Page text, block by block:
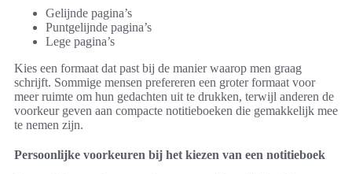
Gelijnde pagina’s
Puntgelijnde pagina’s
Lege pagina’s
Kies een formaat dat past bij de manier waarop men graag
schrijft. Sommige mensen prefereren een groter formaat voor
meer ruimte om hun gedachten uit te drukken, terwijl anderen de
voorkeur geven aan compacte notitieboeken die gemakkelijk mee
te nemen zijn.
Persoonlijke voorkeuren bij het kiezen van een notitieboek